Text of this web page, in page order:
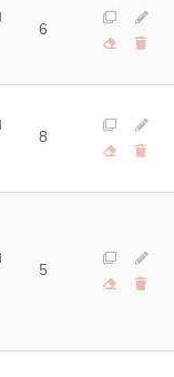
6
8
5